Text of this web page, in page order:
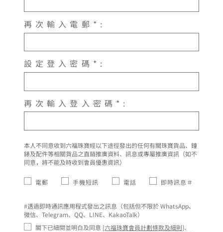
再次輸入電郵*:
設定登入密碼*:
再次輸入登入密碼*:
本人不同意收到六福珠寶經以下途徑發出的任何有關珠寶貨品、鐘
錶及配件等相關貨品之直銷推廣資料、訊息或專屬推廣資訊（如不
同意，將不能及時收到會員優惠資訊）
電郵 手機短訊 電話 即時訊息＃
#透過即時通訊應用程式發出之訊息（包括但不限於 WhatsApp、
微信、Telegram、QQ、LINE、KakaoTalk）
閣下已細閱並明白及同意 [六福珠寶會員計劃條款及細則]、